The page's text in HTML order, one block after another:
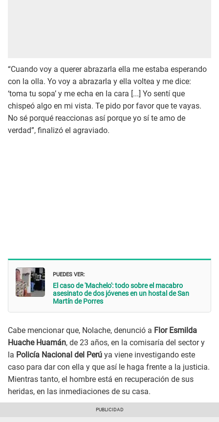
“Cuando voy a querer abrazarla ella me estaba esperando
con la olla. Yo voy a abrazarla y ella voltea y me dice:
‘toma tu sopa’ y me echa en la cara [...] Yo sentí que
chispeó algo en mi vista. Te pido por favor que te vayas.
No sé porqué reaccionas así porque yo sí te amo de
verdad”, finalizó el agraviado.
PUEDES VER:
El caso de 'Machelo': todo sobre el macabro
asesinato de dos jóvenes en un hostal de San
Martín de Porres
Cabe mencionar que, Nolache, denunció a Flor Esmilda
Huache Huamán, de 23 años, en la comisaría del sector y
la Policía Nacional del Perú ya viene investigando este
caso para dar con ella y que así le haga frente a la justicia.
Mientras tanto, el hombre está en recuperación de sus
heridas, en las inmediaciones de su casa.